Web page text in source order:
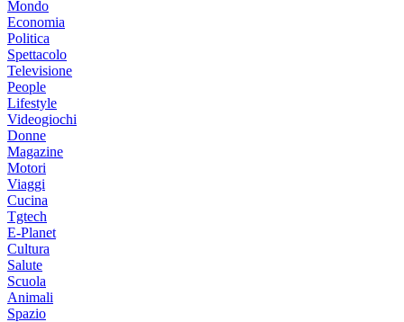
Mondo
Economia
Politica
Spettacolo
Televisione
People
Lifestyle
Videogiochi
Donne
Magazine
Motori
Viaggi
Cucina
Tgtech
E-Planet
Cultura
Salute
Scuola
Animali
Spazio